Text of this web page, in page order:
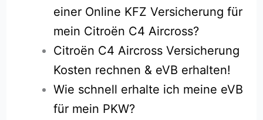
einer Online KFZ Versicherung für
mein Citroën C4 Aircross?
Citroën C4 Aircross Versicherung
Kosten rechnen & eVB erhalten!
Wie schnell erhalte ich meine eVB
für mein PKW?